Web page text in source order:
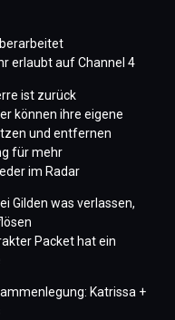
erlaubt auf Channel 4
ist zurück
können ihre eigene
und entfernen
für mehr
im Radar
Gilden was verlassen,
Packet hat ein
Katrissa +